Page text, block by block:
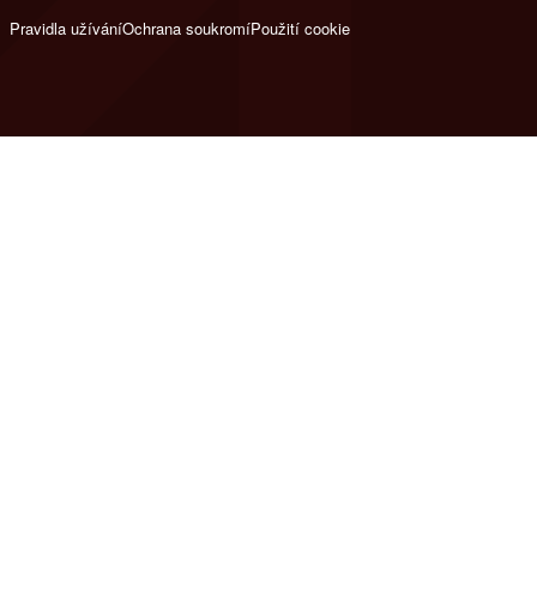
Pravidla užíváníOchrana soukromíPoužití cookie